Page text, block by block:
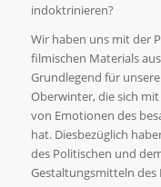
indoktrinieren?
Wir haben uns mit der
filmischen Materials aus
Grundlegend für
Oberwinter, die sich
von Emotionen des
hat. Diesbezüglich
des Politischen und
Gestaltungsmitteln des